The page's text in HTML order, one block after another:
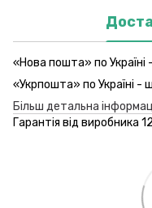
«Нова пошта» по
«Укрпошта» по Україні -
Більш детальна
Гарантія від виробника